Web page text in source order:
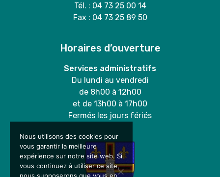
Tél. : 04 73 25 00 14
Fax : 04 73 25 89 50
Horaires d’ouverture
Services administratifs
Du lundi au vendredi
de 8h00 à 12h00
et de 13h00 à 17h00
Fermés les jours fériés
Nous utilisons des cookies pour
vous garantir la meilleure
expérience sur notre site web. Si
vous continuez à utiliser ce site,